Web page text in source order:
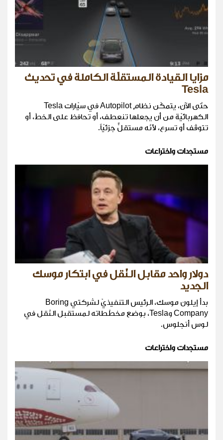
مزايا القيادة المستقلّة الكاملة في تحديث
Tesla
حتّى الآن، يتمكّن نظام Autopilot في سيّارات Tesla
الكهربائيّة من أن يجعلها تنعطف، أو تحافظ على الخطّ، أو
تتوقّف أو تسرع، لأنّه مستقلٌّ جزئيّاً.
مستجدات واختراعات
دولار واحد مقابل النّقل في ابتكار موسك
الجديد
بدأ إيلون موسك، الرئيس التنفيذيّ لشركتي Boring
Company وTesla، بوضع مخطّطاته لمستقبل النّقل في
لوس أنجلوس.
مستجدات واختراعات